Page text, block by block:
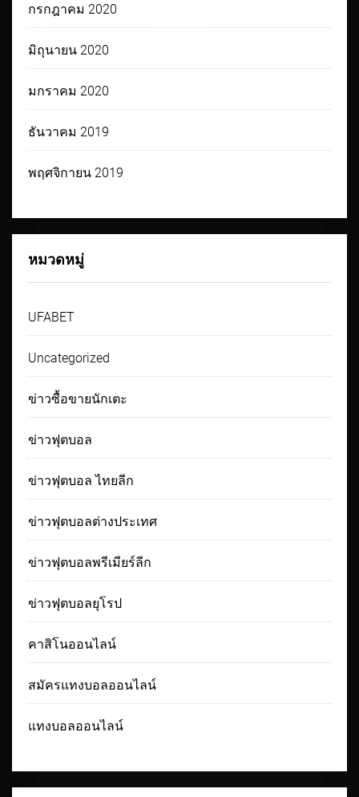
กรกฎาคม 2020
มิถุนายน 2020
มกราคม 2020
ธันวาคม 2019
พฤศจิกายน 2019
หมวดหมู่
UFABET
Uncategorized
ข่าวซื้อขายนักเตะ
ข่าวฟุตบอล
ข่าวฟุตบอล ไทยลีก
ข่าวฟุตบอลต่างประเทศ
ข่าวฟุตบอลพรีเมียร์ลีก
ข่าวฟุตบอลยุโรป
คาสิโนออนไลน์
สมัครแทงบอลออนไลน์
แทงบอลออนไลน์